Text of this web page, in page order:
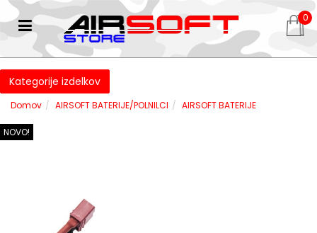
0
Kategorije izdelkov
Domov AIRSOFT BATERIJE/POLNILCI AIRSOFT BATERIJE
NOVO!